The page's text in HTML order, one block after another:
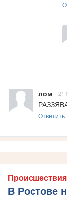
лом
Ответить
Происшествия
В Ростове